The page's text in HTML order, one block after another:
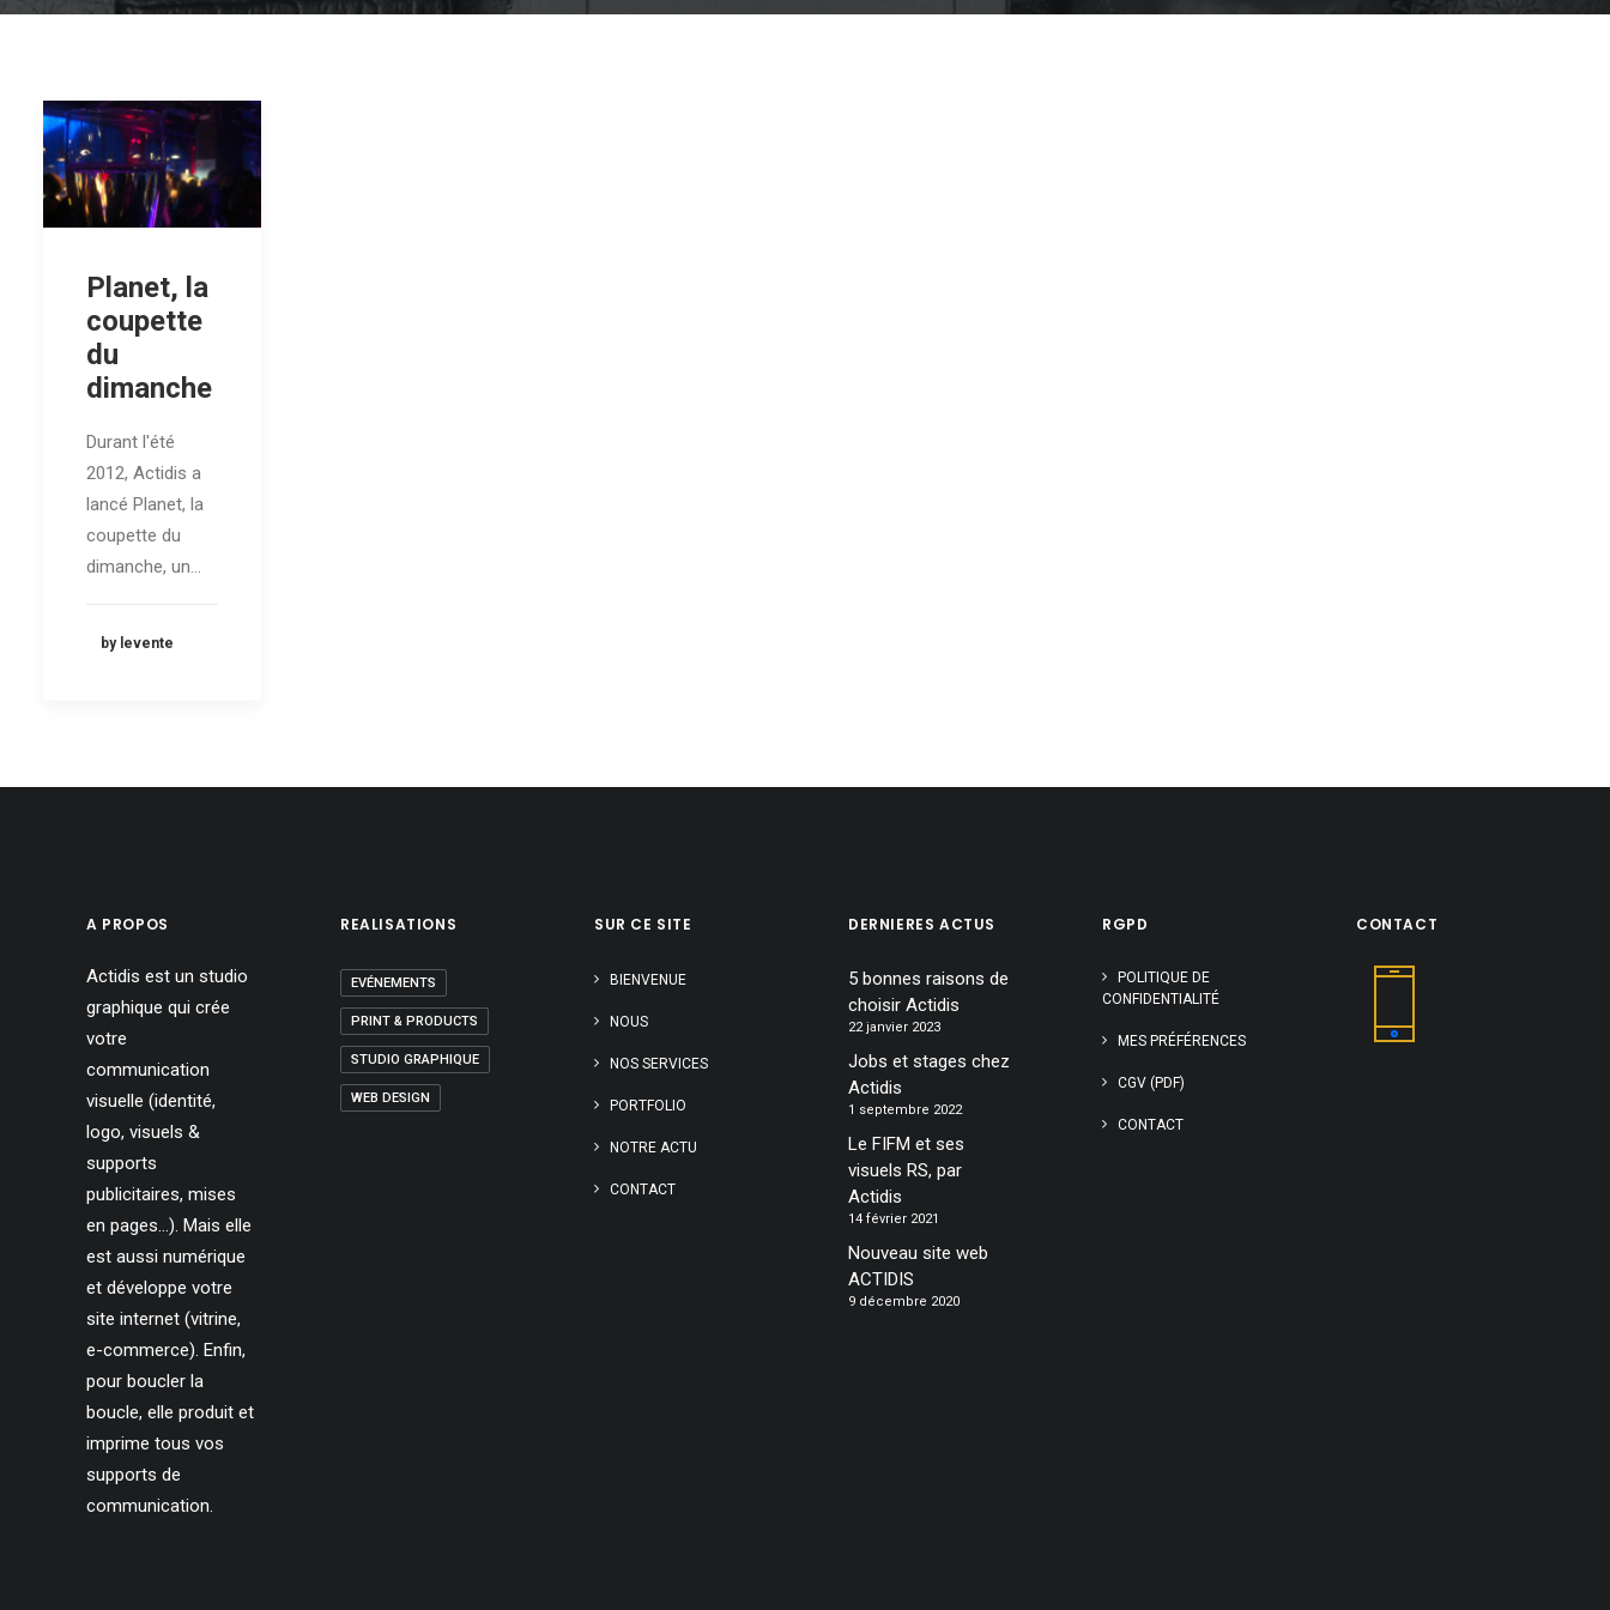
Planet, la
coupette
du
dimanche
Durant l'été
2012, Actidis a
lancé Planet, la
coupette du
dimanche, un…
by levente
A PROPOS
Actidis est un studio
graphique qui crée
votre
communication
visuelle (identité,
logo, visuels &
supports
publicitaires, mises
en pages…). Mais elle
est aussi numérique
et développe votre
site internet (vitrine,
e-commerce). Enfin,
pour boucler la
boucle, elle produit et
imprime tous vos
supports de
communication.
REALISATIONS
EVÉNEMENTS
PRINT & PRODUCTS
STUDIO GRAPHIQUE
WEB DESIGN
SUR CE SITE
BIENVENUE
NOUS
NOS SERVICES
PORTFOLIO
NOTRE ACTU
CONTACT
DERNIERES ACTUS
5 bonnes raisons de
choisir Actidis
22 janvier 2023
Jobs et stages chez
Actidis
1 septembre 2022
Le FIFM et ses
visuels RS, par
Actidis
14 février 2021
Nouveau site web
ACTIDIS
9 décembre 2020
RGPD
POLITIQUE DE
CONFIDENTIALITÉ
MES PRÉFÉRENCES
CGV (PDF)
CONTACT
CONTACT